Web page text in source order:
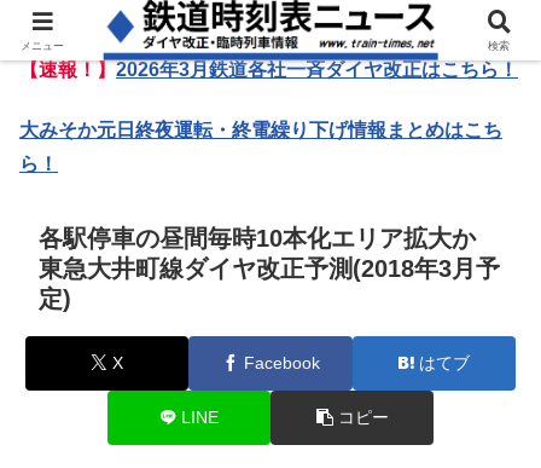
【速報！】2026年3月鉄道各社一斉ダイヤ改正はこちら！
大みそか元日終夜運転・終電繰り下げ情報まとめはこち
ら！
各駅停車の昼間毎時10本化エリア拡大か
東急大井町線ダイヤ改正予測(2018年3月予
定)
X Facebook はてブ
LINE コピー
メニュー 検索